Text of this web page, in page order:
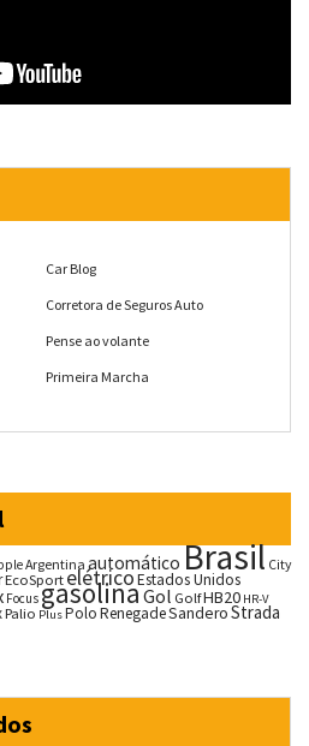
Car Blog
Corretora de Seguros Auto
Pense ao volante
Primeira Marcha
Argentina automáticoBrasil City
EcoSportelétricoEstados Unidos
FocusgasolinaGol GolfHB20 HR-V
Palio PlusPoloRenegadeSanderoStrada